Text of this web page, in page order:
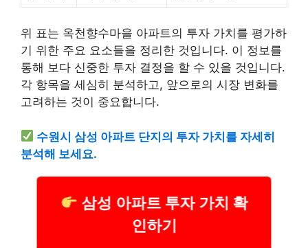
위 표는 옥천향수마을 아파트의 투자 가치를 평가하
기 위한 주요 요소들을 정리한 것입니다. 이 정보를
통해 보다 신중한 투자 결정을 할 수 있을 것입니다.
각 항목을 세심히 분석하고, 앞으로의 시장 변화를
고려하는 것이 중요합니다.
수원시 삼성 아파트 단지의 투자 가치를 자세히
분석해 보세요.
삼성 아파트 투자 가치 확
인하기